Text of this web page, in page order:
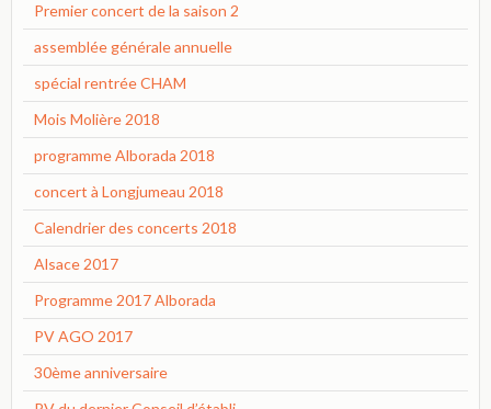
Premier concert de la saison 2
assemblée générale annuelle
spécial rentrée CHAM
Mois Molière 2018
programme Alborada 2018
concert à Longjumeau 2018
Calendrier des concerts 2018
Alsace 2017
Programme 2017 Alborada
PV AGO 2017
30ème anniversaire